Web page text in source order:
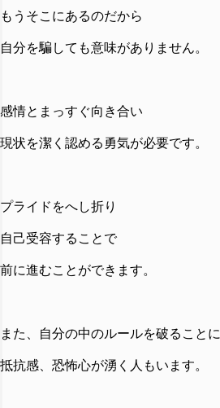
もうそこにあるのだから
自分を騙しても意味がありません。
感情とまっすぐ向き合い
現状を潔く認める勇気が必要です。
プライドをへし折り
自己受容することで
前に進むことができます。
また、自分の中のルールを破ることに
抵抗感、恐怖心が湧く人もいます。